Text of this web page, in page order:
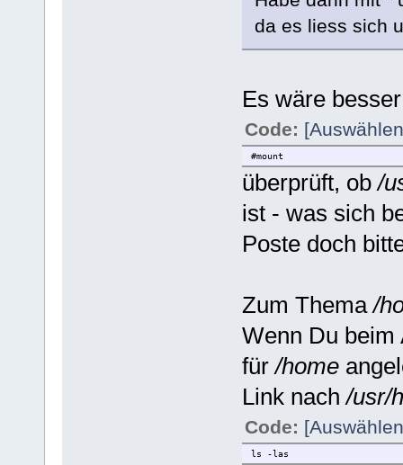
da es liess sich
Es wäre
Code:
#mount
überprüft, ob/
ist - was sich
Poste doch
Zum Thema/
Wenn Du beim
für/home
Link nach/usr/
Code:
ls -las